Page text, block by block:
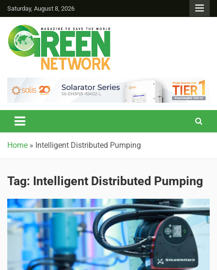
Saturday, August 8, 2026
Green Network
Home » Intelligent Distributed Pumping
Tag: Intelligent Distributed Pumping